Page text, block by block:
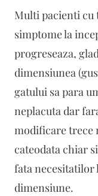
Multi pacienti
simptome la
progreseaza,
dimensiunea
gatului sa para
neplacuta dar
modificare trece
cateodata chiar
fata necesitatilor
dimensiune.